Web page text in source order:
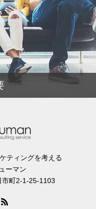
ティングを考える
ーマン
町2-1-25-1103